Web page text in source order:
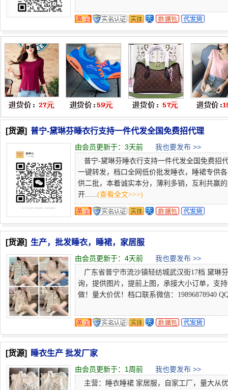
[货源] 普宁-黛琳芬睡衣行支持一件代发全国免费招代理
由会员更新于： 3天前 我也要发布 >>
普宁-黛琳芬睡衣行支持一件代发全国免费招
一键转发，档口全网低价批发睡衣，睡裙专供
供二批，本着诚实本分，薄利多销，互利共赢
开......(查看全文>>>)
[货源] 生产，批发睡衣，睡裙，家居服
由会员更新于： 4天前 我也要发布 >>
广东省普宁市流沙镇轻纺城武汉街17档 黛琳
询，提供图片，提前上图，承接大小订单，支
做！量大价优！档口联系微信：19896878940
[货源] 睡衣生产 批发厂家
由会员更新于： 1周前 我也要发布 >>
主营：睡衣睡裙 家居服，自家工厂，量大从